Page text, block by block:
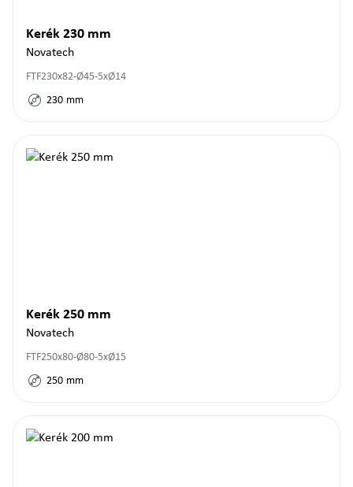
Kerék 230 mm
Novatech
FTF230x82-Ø45-5xØ14
230 mm
Kerék 250 mm
Novatech
FTF250x80-Ø80-5xØ15
250 mm